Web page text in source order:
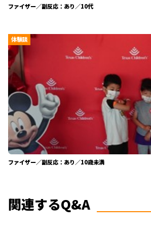
ファイザー／副反応：あり／10代
体験談
ファイザー／副反応：あり／10歳未満
関連するQ&A